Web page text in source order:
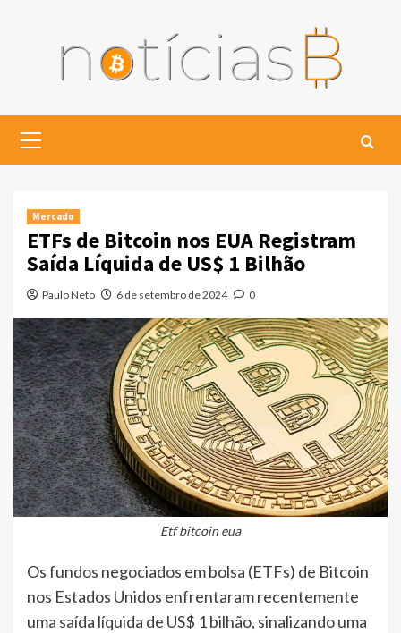
Menu
Mercado
ETFs de Bitcoin nos EUA Registram
Saída Líquida de US$ 1 Bilhão
Paulo Neto 6 de setembro de 2024 0
Etf bitcoin eua
Os fundos negociados em bolsa (ETFs) de Bitcoin
nos Estados Unidos enfrentaram recentemente
uma saída líquida de US$ 1 bilhão, sinalizando uma